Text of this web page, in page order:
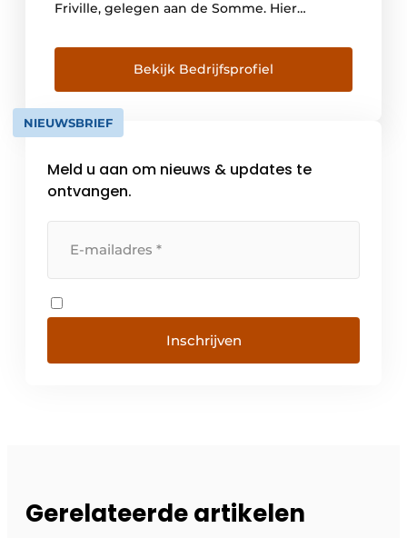
Friville, gelegen aan de Somme. Hier
vloerhevels voor badkamers en keukens. De
volgende generaties streven steeds naar
een groei van het familiebedrijf, maar willen
de identiteit van het merk en de […]
Bekijk Bedrijfsprofiel
NIEUWSBRIEF
Meld u aan om nieuws & updates te
ontvangen.
Inschrijven
Gerelateerde artikelen